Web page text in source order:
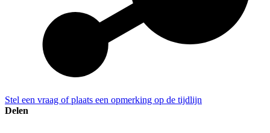
Stel een vraag of plaats een opmerking op de tijdlijn
Delen